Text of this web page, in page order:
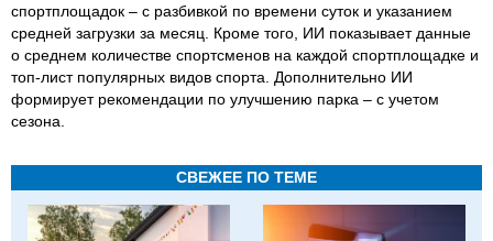
спортплощадок – с разбивкой по времени суток и указанием
средней загрузки за месяц. Кроме того, ИИ показывает данные
о среднем количестве спортсменов на каждой спортплощадке и
топ‑лист популярных видов спорта. Дополнительно ИИ
формирует рекомендации по улучшению парка – с учетом
сезона.
СВЕЖЕЕ ПО ТЕМЕ